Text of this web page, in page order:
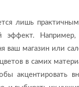
лишь
ваш магазин или
в самих
акцентировать